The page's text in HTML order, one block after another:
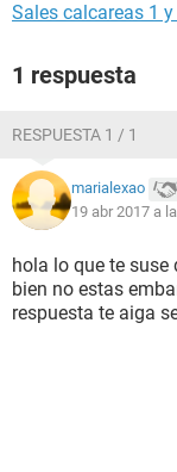
Sales calcareas 1
1 respuesta
RESPUESTA 1 / 1
marialexao
19 abr 2017 a
hola lo que te
bien no estas
respuesta te aiga